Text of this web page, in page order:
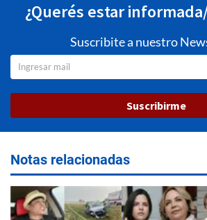
¿Querés estar
Suscribite a nuestro
Suscribirme
Notas relacionadas